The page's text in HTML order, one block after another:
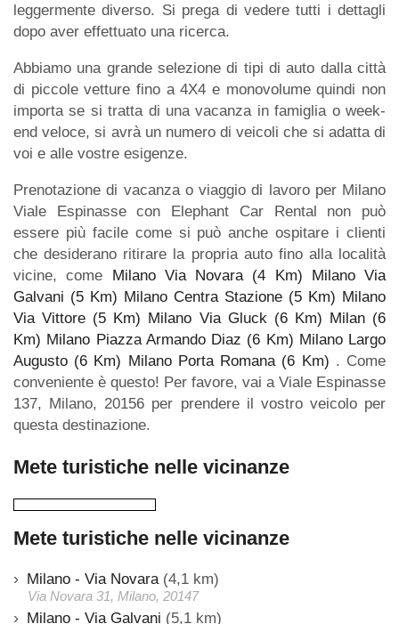
leggermente diverso. Si prega di vedere tutti i dettagli
dopo aver effettuato una ricerca.
Abbiamo una grande selezione di tipi di auto dalla città
di piccole vetture fino a 4X4 e monovolume quindi non
importa se si tratta di una vacanza in famiglia o week-
end veloce, si avrà un numero di veicoli che si adatta di
voi e alle vostre esigenze.
Prenotazione di vacanza o viaggio di lavoro per Milano
Viale Espinasse con Elephant Car Rental non può
essere più facile come si può anche ospitare i clienti
che desiderano ritirare la propria auto fino alla località
vicine, come Milano Via Novara (4 Km)
Milano Via
Galvani (5 Km) Milano Centra Stazione (5 Km) Milano
Via Vittore (5 Km) Milano Via Gluck (6 Km) Milan (6
Km) Milano Piazza Armando Diaz (6 Km) Milano Largo
Augusto (6 Km) Milano Porta Romana (6 Km) . Come
conveniente è questo! Per favore, vai a Viale Espinasse
137, Milano, 20156 per prendere il vostro veicolo per
questa destinazione.
Mete turistiche nelle vicinanze
Mete turistiche nelle vicinanze
Milano - Via Novara (4,1 km)
Via Novara 31, Milano, 20147
Milano - Via Galvani (5,1 km)